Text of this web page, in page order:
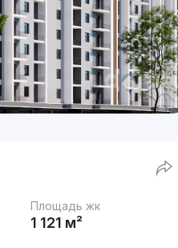
Площадь жк
1 121 м²